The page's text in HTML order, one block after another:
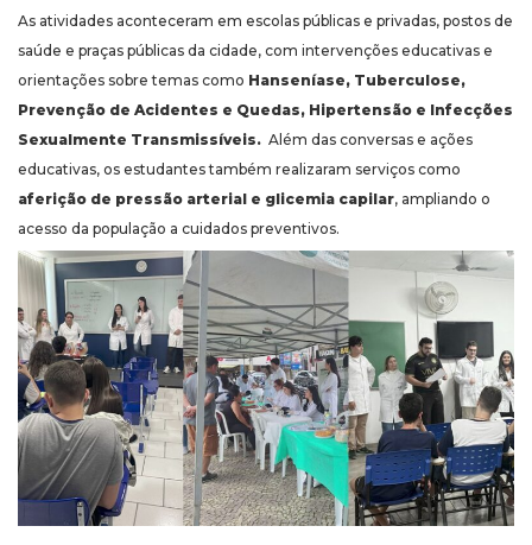
As atividades aconteceram em escolas públicas e privadas, postos de
saúde e praças públicas da cidade, com intervenções educativas e
orientações sobre temas como Hanseníase, Tuberculose,
Prevenção de Acidentes e Quedas, Hipertensão e Infecções
Sexualmente Transmissíveis. Além das conversas e ações
educativas, os estudantes também realizaram serviços como
aferição de pressão arterial e glicemia capilar, ampliando o
acesso da população a cuidados preventivos.